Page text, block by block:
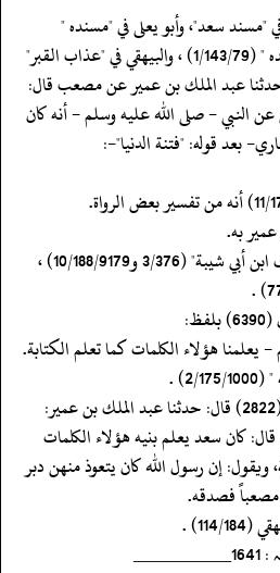
في "مسند سعد"، وأبو يعلى في "مسنده "
(2/71/716) ، والشاشي في "مسنده " (1/143/79) ، والبيهقي في "عذاب القبر"
حدثنا عبد الملك بن عمير عن مصعب قال:
النبي - صلى الله عليه وسلم - أنه كان
بعد قوله: "فتنة الدنيا"-:
به.
‏‏‏‏منهم: عييدة بن حميد في "مصنف ابن أبي شيبة" (3/376 و10/188/9179) ،
يعلمنا هؤلاء الكلمات كما تعلم الكتابة.
.
‏‏‏‏ومنهم: أبو عوانة عند البخاري (2822) قال: حدثنا عبد الملك بن عمير:
كان سعد يعلم بنيه هؤلاء الكلمات
ويقول: إن رسول الله كان يتعوذ منهن دبر
فصدقه.